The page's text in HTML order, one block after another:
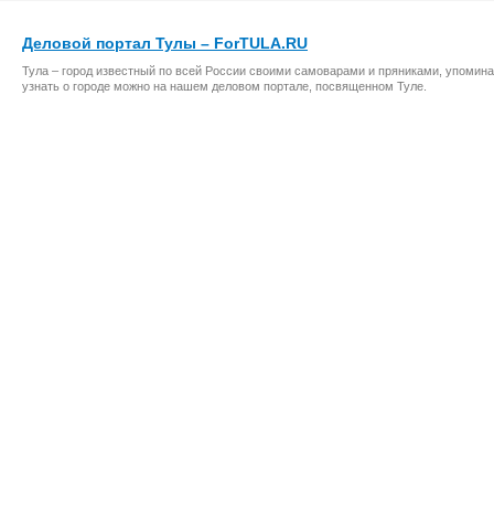
Деловой портал Тулы – ForTULA.RU
Тула – город известный по всей России своими самоварами и пряниками,
узнать о городе можно на нашем деловом портале, посвященном Туле.